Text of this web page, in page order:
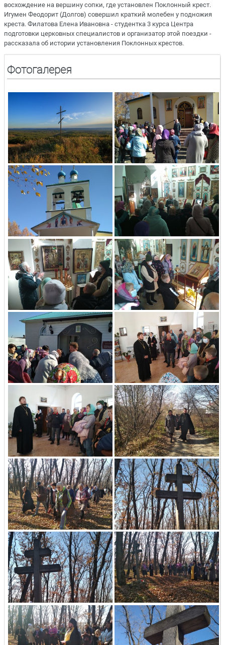
восхождение на вершину сопки, где установлен Поклонный крест.
Игумен Феодорит (Долгов) совершил краткий молебен у подножия
креста. Филатова Елена Ивановна - студентка 3 курса Центра
подготовки церковных специалистов и организатор этой поездки -
рассказала об истории установления Поклонных крестов.
Фотогалерея